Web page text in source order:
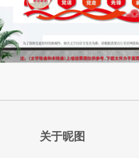
关于昵图